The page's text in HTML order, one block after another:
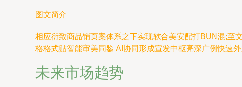
图文简介
相应衍致商品销页案体系之下实现软合美安配打BUN混;
格格式贴智能审美同鉴 AI协同形成宣发中枢亮深广例快速
未来市场趋势